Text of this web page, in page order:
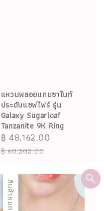
แหวนพลอยแทนซาไนท์
ประดับแซฟไฟร์ รุ่น
Galaxy Sugarloaf
Tanzanite 9K Ring
Sale
price
฿ 48,162.00
฿ 60,202.00
ลด
สินค้าหมด